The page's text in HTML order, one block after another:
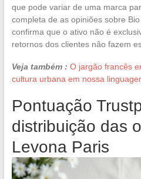
que pode variar de uma marca
completa de as opiniões sobre
confirma que o ativo não é
retornos dos clientes não fazem
Veja também : O jargão francês
cultura urbana em nossa
Pontuação
distribuição das
Levona Paris